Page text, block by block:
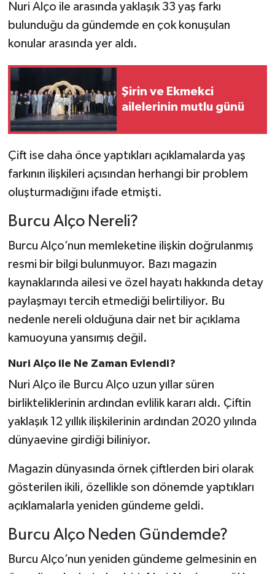
Nuri Alço ile arasında yaklaşık 33 yaş farkı
bulunduğu da gündemde en çok konuşulan
konular arasında yer aldı.
Şirin ve Ekmekci
ailelerinin mutlu günü
Çift ise daha önce yaptıkları açıklamalarda yaş
farkının ilişkileri açısından herhangi bir problem
oluşturmadığını ifade etmişti.
Burcu Alço Nereli?
Burcu Alço’nun memleketine ilişkin doğrulanmış
resmi bir bilgi bulunmuyor. Bazı magazin
kaynaklarında ailesi ve özel hayatı hakkında detay
paylaşmayı tercih etmediği belirtiliyor. Bu
nedenle nereli olduğuna dair net bir açıklama
kamuoyuna yansımış değil.
Nuri Alço ile Ne Zaman Evlendi?
Nuri Alço ile Burcu Alço uzun yıllar süren
birlikteliklerinin ardından evlilik kararı aldı. Çiftin
yaklaşık 12 yıllık ilişkilerinin ardından 2020 yılında
dünyaevine girdiği biliniyor.
Magazin dünyasında örnek çiftlerden biri olarak
gösterilen ikili, özellikle son dönemde yaptıkları
açıklamalarla yeniden gündeme geldi.
Burcu Alço Neden Gündemde?
Burcu Alço’nun yeniden gündeme gelmesinin en